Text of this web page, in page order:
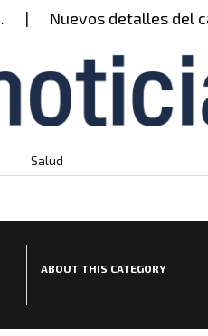
detalles del caso del
Salud
ABOUT THIS CATEGORY